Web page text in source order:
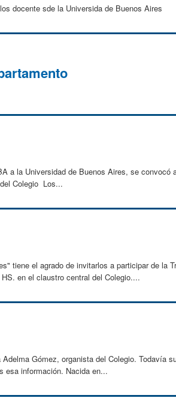
docente sde la Universida de Buenos Aires
a la Universidad de Buenos Aires, se
Colegio Los...
tiene el agrado de invitarlos a participar de la
en el claustro central del Colegio....
Gómez, organista del Colegio. Todavía
esa información. Nacida en...